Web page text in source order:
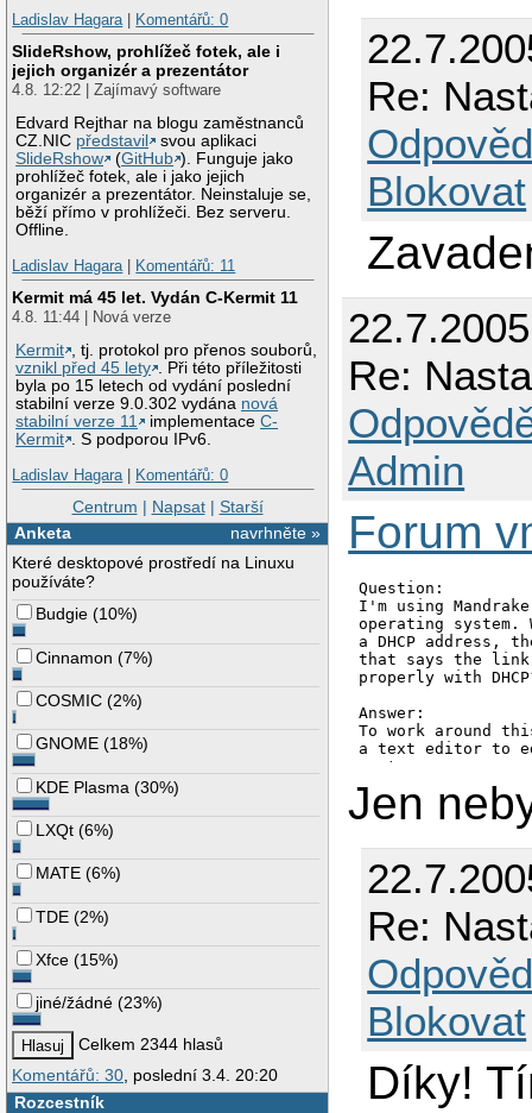
Ladislav Hagara| Komentářů: 0
SlideRshow, prohlížeč fotek, ale i
jejich organizér a prezentátor
4.8. 12:22 | Zajímavý software
Edvard Rejthar na blogu zaměstnanců
CZ.NIC představil
svou aplikaci
SlideRshow
(GitHub ). Funguje jako
prohlížeč fotek, ale i jako jejich
organizér a prezentátor. Neinstaluje se,
běží přímo v prohlížeči. Bez serveru.
Offline.
Ladislav Hagara| Komentářů: 11
Kermit má 45 let. Vydán C-Kermit 11
4.8. 11:44 | Nová verze
Kermit , tj. protokol pro přenos souborů,
vznikl před 45 lety . Při této příležitosti
byla po 15 letech od vydání poslední
stabilní verze 9.0.302 vydána nová
stabilní verze 11
implementaceC-
Kermit . S podporou IPv6.
Ladislav Hagara| Komentářů: 0
Centrum | Napsat| Starší
navrhněte »
Anketa
Které desktopové prostředí na Linuxu
používáte?
Budgie (10%)
Cinnamon (7%)
COSMIC (2%)
GNOME (18%)
KDE Plasma (30%)
LXQt (6%)
MATE (6%)
TDE (2%)
Xfce (15%)
jiné/žádné (23%)
Celkem 2344 hlasů
Komentářů: 30 , poslední 3.4. 20:20
Rozcestník
Re:
Blokovat
Re:
Admin
Forum
Question:
I'm using
operating system.
a DHCP address,
that says the link
properly with
Answer:
To work around
a text editor to
system:
/etc/sysconfig/
/etc/sysconfig/
In both cases, [n]
Then run the
Ethernet
Jen
Re:
Blokovat
Díky!